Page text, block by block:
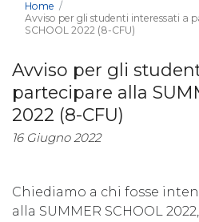
Home
Avviso per gli studenti interessati a
SCHOOL 2022 (8-CFU)
Avviso per gli
partecipare alla
2022 (8-CFU)
16 Giugno 2022
Chiediamo a chi fosse
alla SUMMER SCHOOL